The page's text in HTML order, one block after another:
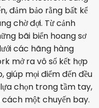
đảm bảo rằng bất kể
chờ đợi. Từ cảnh
bãi biển hoang sơ
các hãng hàng
mở ra vô số kết hợp
giúp mọi điểm đến đều
chọn trong tầm tay,
cách một chuyến bay.